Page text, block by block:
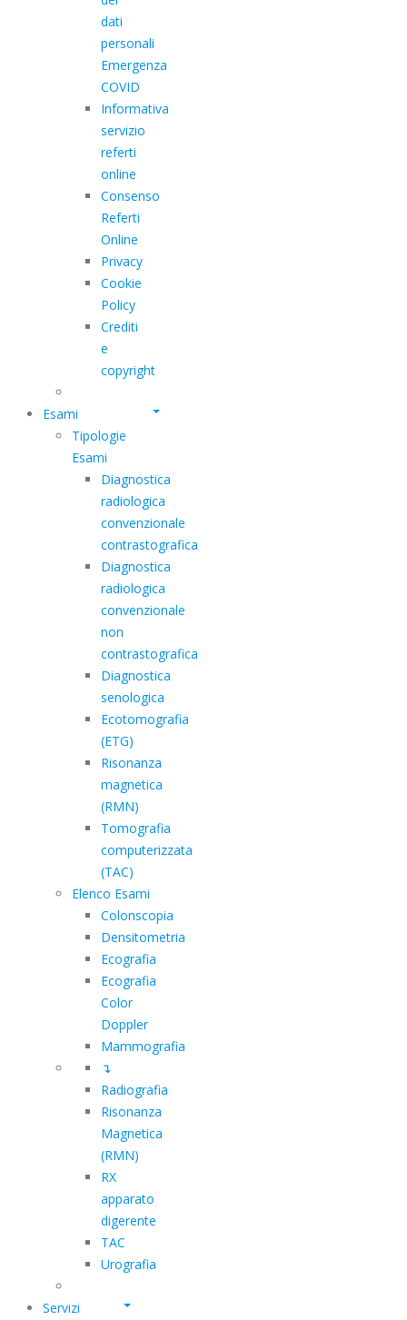
dati
personali
Emergenza
COVID
Informativa
servizio
referti
online
Consenso
Referti
Online
Privacy
Cookie
Policy
Crediti
e
copyright
Esami
Tipologie
Esami
Diagnostica
radiologica
convenzionale
contrastografica
Diagnostica
radiologica
convenzionale
non
contrastografica
Diagnostica
senologica
Ecotomografia
(ETG)
Risonanza
magnetica
(RMN)
Tomografia
computerizzata
(TAC)
Elenco Esami
Colonscopia
Densitometria
Ecografia
Ecografia
Color
Doppler
Mammografia
↴
Radiografia
Risonanza
Magnetica
(RMN)
RX
apparato
digerente
TAC
Urografia
Servizi